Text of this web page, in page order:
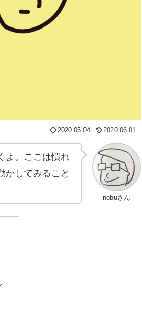
2020.05.04 2020.06.01
nobuさん
よ。ここは慣れ
かしてみること